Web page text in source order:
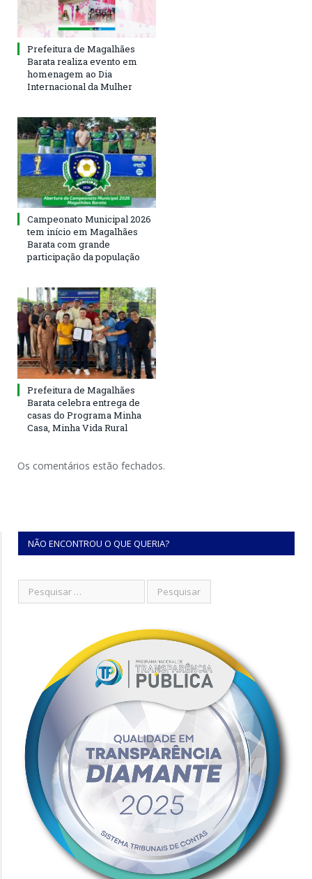
Prefeitura de Magalhães
Barata realiza evento em
homenagem ao Dia
Internacional da Mulher
Campeonato Municipal 2026
tem início em Magalhães
Barata com grande
participação da população
Prefeitura de Magalhães
Barata celebra entrega de
casas do Programa Minha
Casa, Minha Vida Rural
Os comentários estão fechados.
NÃO ENCONTROU O QUE QUERIA?